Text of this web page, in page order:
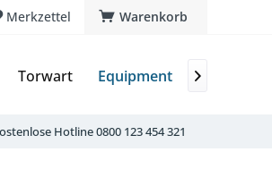
Warenkorb
Merkzettel
Torwart Equipment 
Hotline 0800 123 454 321